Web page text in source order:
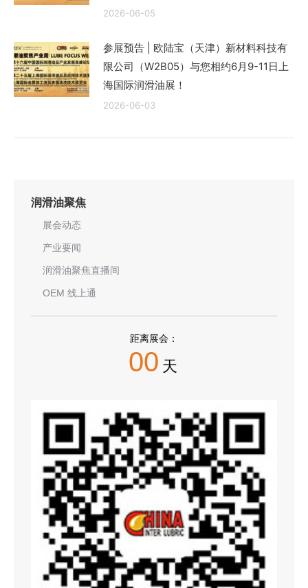
2026-06-05
参展预告 | 欧陆宝（天津）新材料科技有
限公司（W2B05）与您相约6月9-11日上
海国际润滑油展！
2026-06-03
润滑油聚焦
展会动态
产业要闻
润滑油聚焦直播间
OEM 线上通
距离展会：
00 天